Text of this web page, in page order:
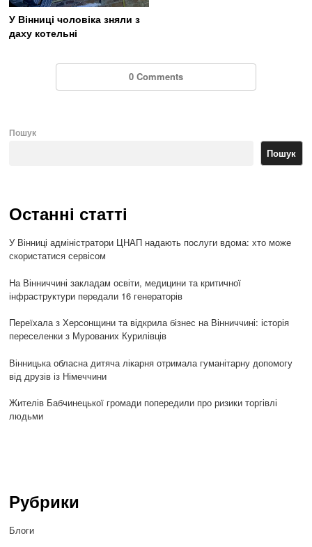
У Вінниці чоловіка зняли з
даху котельні
0 Comments
Пошук
Пошук
Останні статті
У Вінниці адміністратори ЦНАП надають послуги вдома: хто може
скористатися сервісом
На Вінниччині закладам освіти, медицини та критичної
інфраструктури передали 16 генераторів
Переїхала з Херсонщини та відкрила бізнес на Вінниччині: історія
переселенки з Мурованих Курилівців
Вінницька обласна дитяча лікарня отримала гуманітарну допомогу
від друзів із Німеччини
Жителів Бабчинецької громади попередили про ризики торгівлі
людьми
Рубрики
Блоги